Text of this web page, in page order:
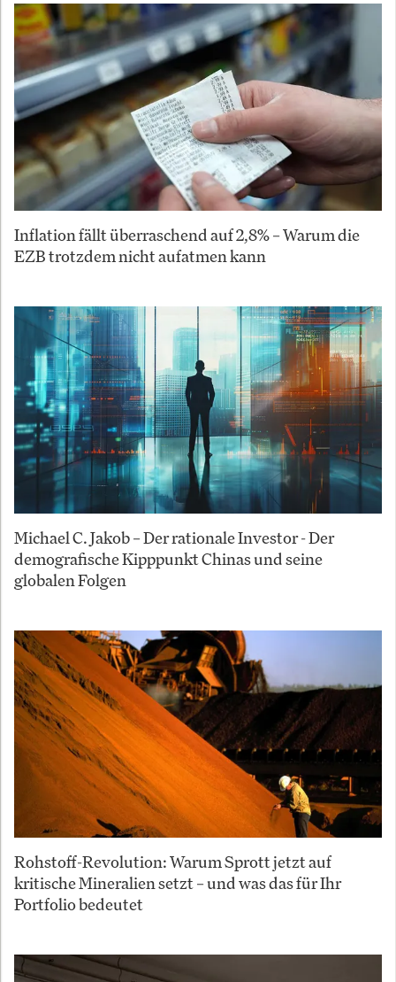
Inflation fällt überraschend auf 2,8% – Warum die
EZB trotzdem nicht aufatmen kann
Michael C. Jakob – Der rationale Investor - Der
demografische Kipppunkt Chinas und seine
globalen Folgen
Rohstoff-Revolution: Warum Sprott jetzt auf
kritische Mineralien setzt – und was das für Ihr
Portfolio bedeutet